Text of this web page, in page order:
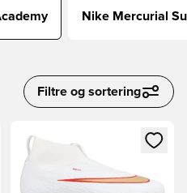
Nike Mercurial
Filtre og sortering
eller tilmelde dig som
Åbner en Modal til at logge